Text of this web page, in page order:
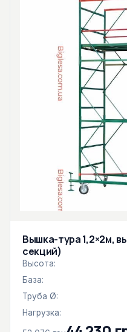
Вышка-тура 1,2×2м,
секций)
Высота:
База:
Труба Ø:
Нагрузка: